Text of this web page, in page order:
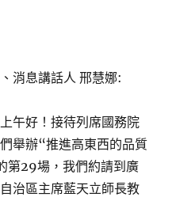
消息講話人 邢慧娜:
午好！接待列席國務院
舉辦“推進高東西的品質
第29場，我們約請到廣
治區主席藍天立師長教